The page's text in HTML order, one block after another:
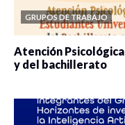
GRUPOS DE TRABAJO
Atención
y del bachillerato